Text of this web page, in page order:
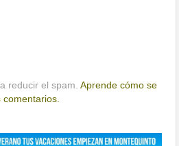
reducir el spam.Aprende cómo se